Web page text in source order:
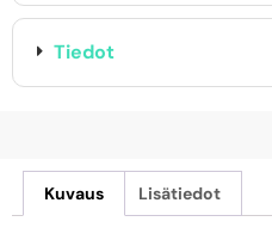
Tiedot
Kuvaus Lisätiedot